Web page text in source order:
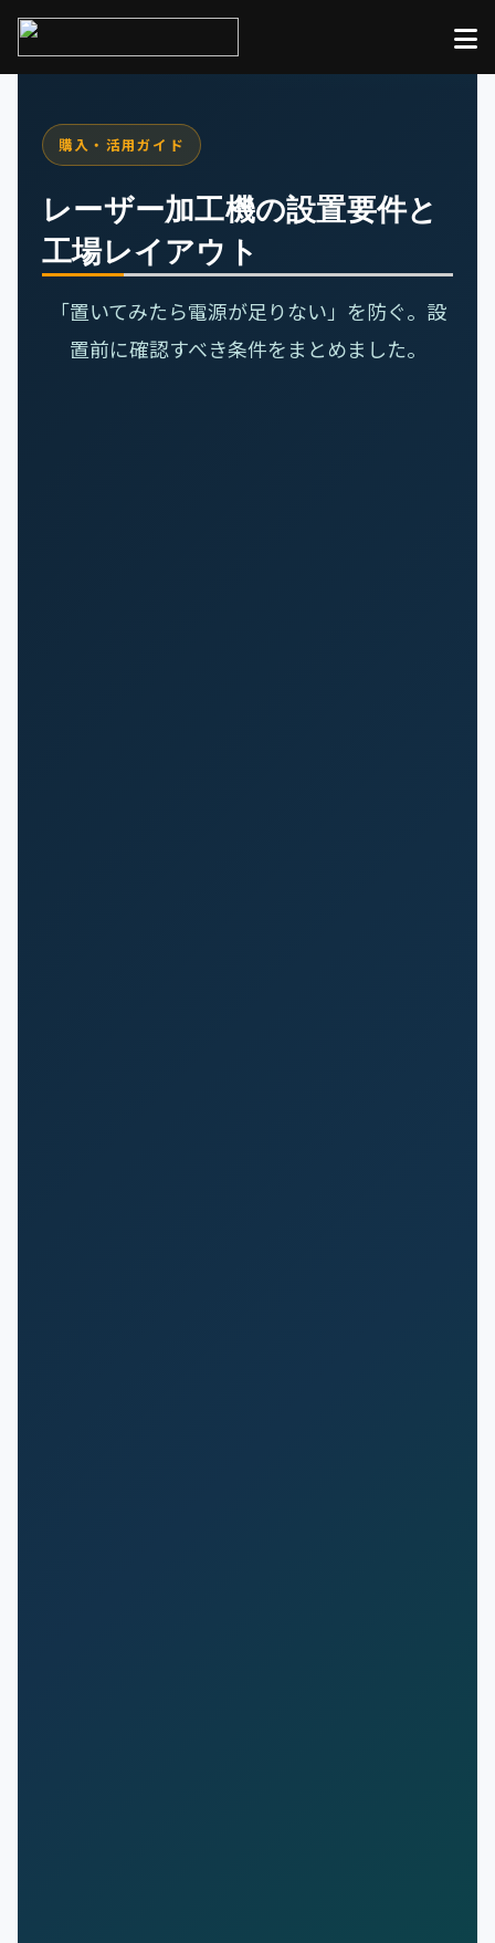
購入・活用ガイド
レーザー加工機の設置要件と
工場レイアウト
「置いてみたら電源が足りない」を防ぐ。設
置前に確認すべき条件をまとめました。